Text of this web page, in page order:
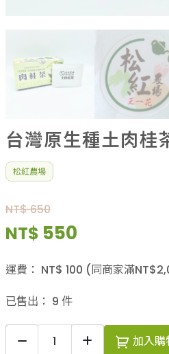
大量採購優惠專區
農業策略聯盟 送禮專區
優質水果
台灣原生種土肉桂
松紅農場
NT$ 650
NT$ 550
運費： NT$ 100 (同商家滿NT$
已售出： 9 件
加入購